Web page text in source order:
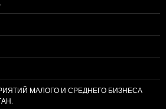
МАЛОГО И СРЕДНЕГО БИЗНЕСА